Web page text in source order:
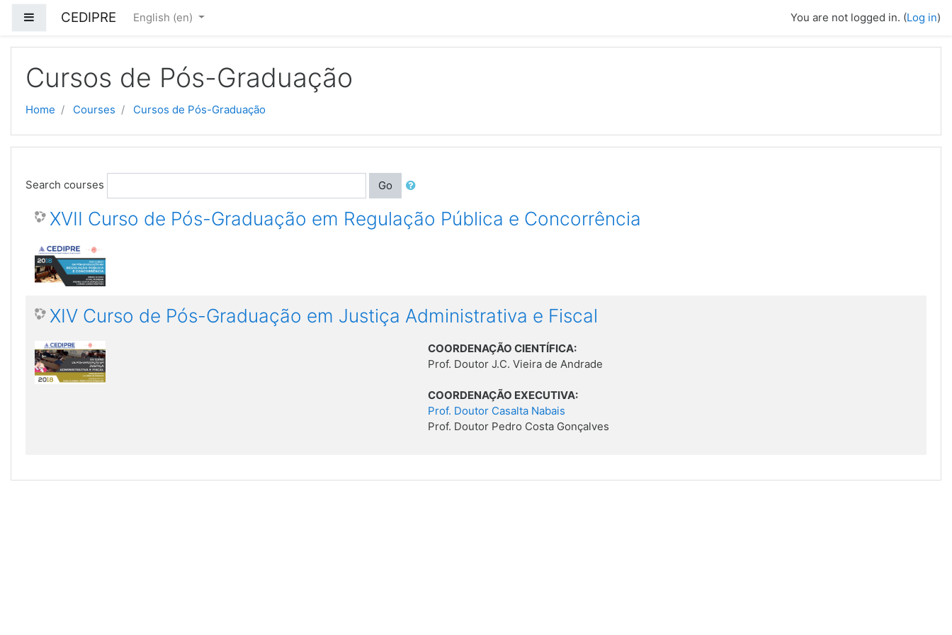
Side panel
CEDIPRE English ‎(en)‎ You are not logged in. (Log in)
Cursos de Pós-Graduação
Home Courses Cursos de Pós-Graduação
Search courses Go
XVII Curso de Pós-Graduação em Regulação Pública e Concorrência
XIV Curso de Pós-Graduação em Justiça Administrativa e Fiscal
COORDENAÇÃO CIENTÍFICA:
Prof. Doutor J.C. Vieira de Andrade
COORDENAÇÃO EXECUTIVA:
Prof. Doutor Casalta Nabais
Prof. Doutor Pedro Costa Gonçalves